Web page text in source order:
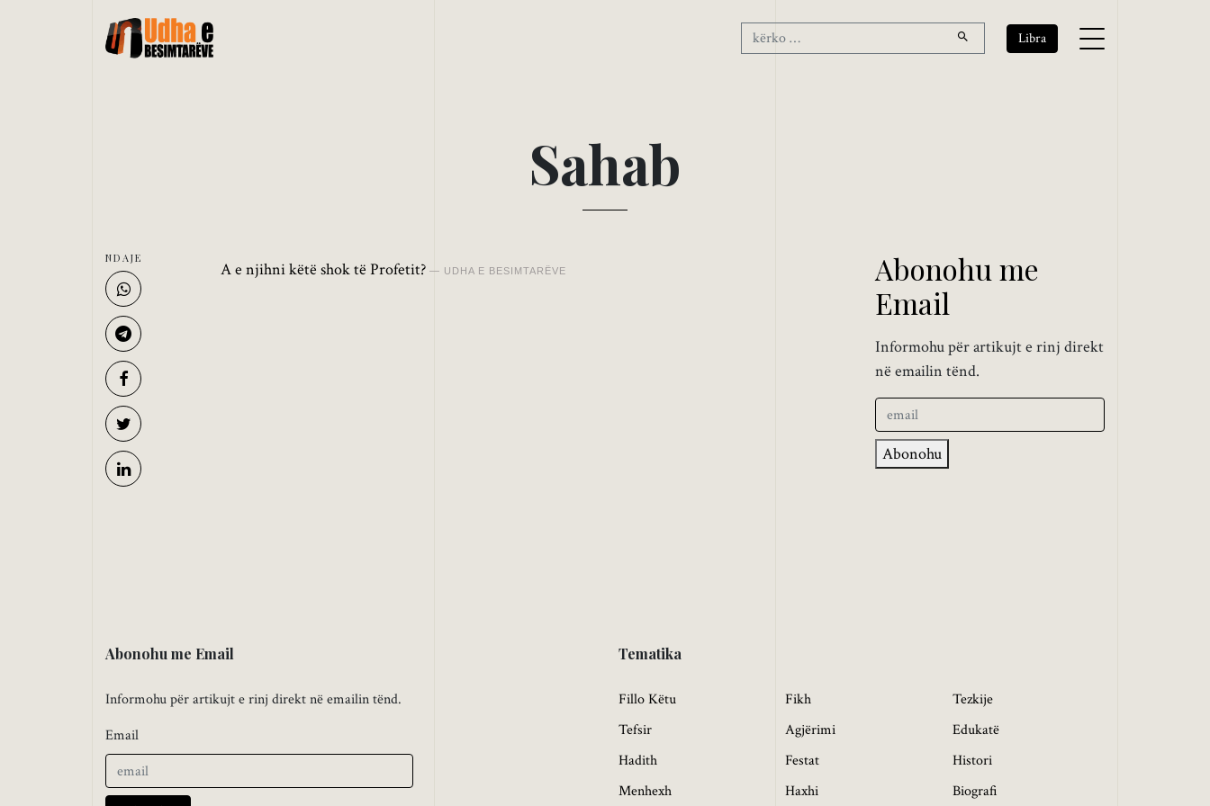
Libra
Sahab
A e njihni këtë shok të Profetit? UDHA E BESIMTARËVE
NDAJE
Abonohu me
Email
Informohu për artikujt e rinj direkt
në emailin tënd.
Abonohu
Abonohu me Email
Informohu për artikujt e rinj direkt në emailin tënd.
Email
Tematika
Fillo Këtu
Tefsir
Hadith
Menhexh
Fikh
Agjërimi
Festat
Haxhi
Tezkije
Edukatë
Histori
Biografi